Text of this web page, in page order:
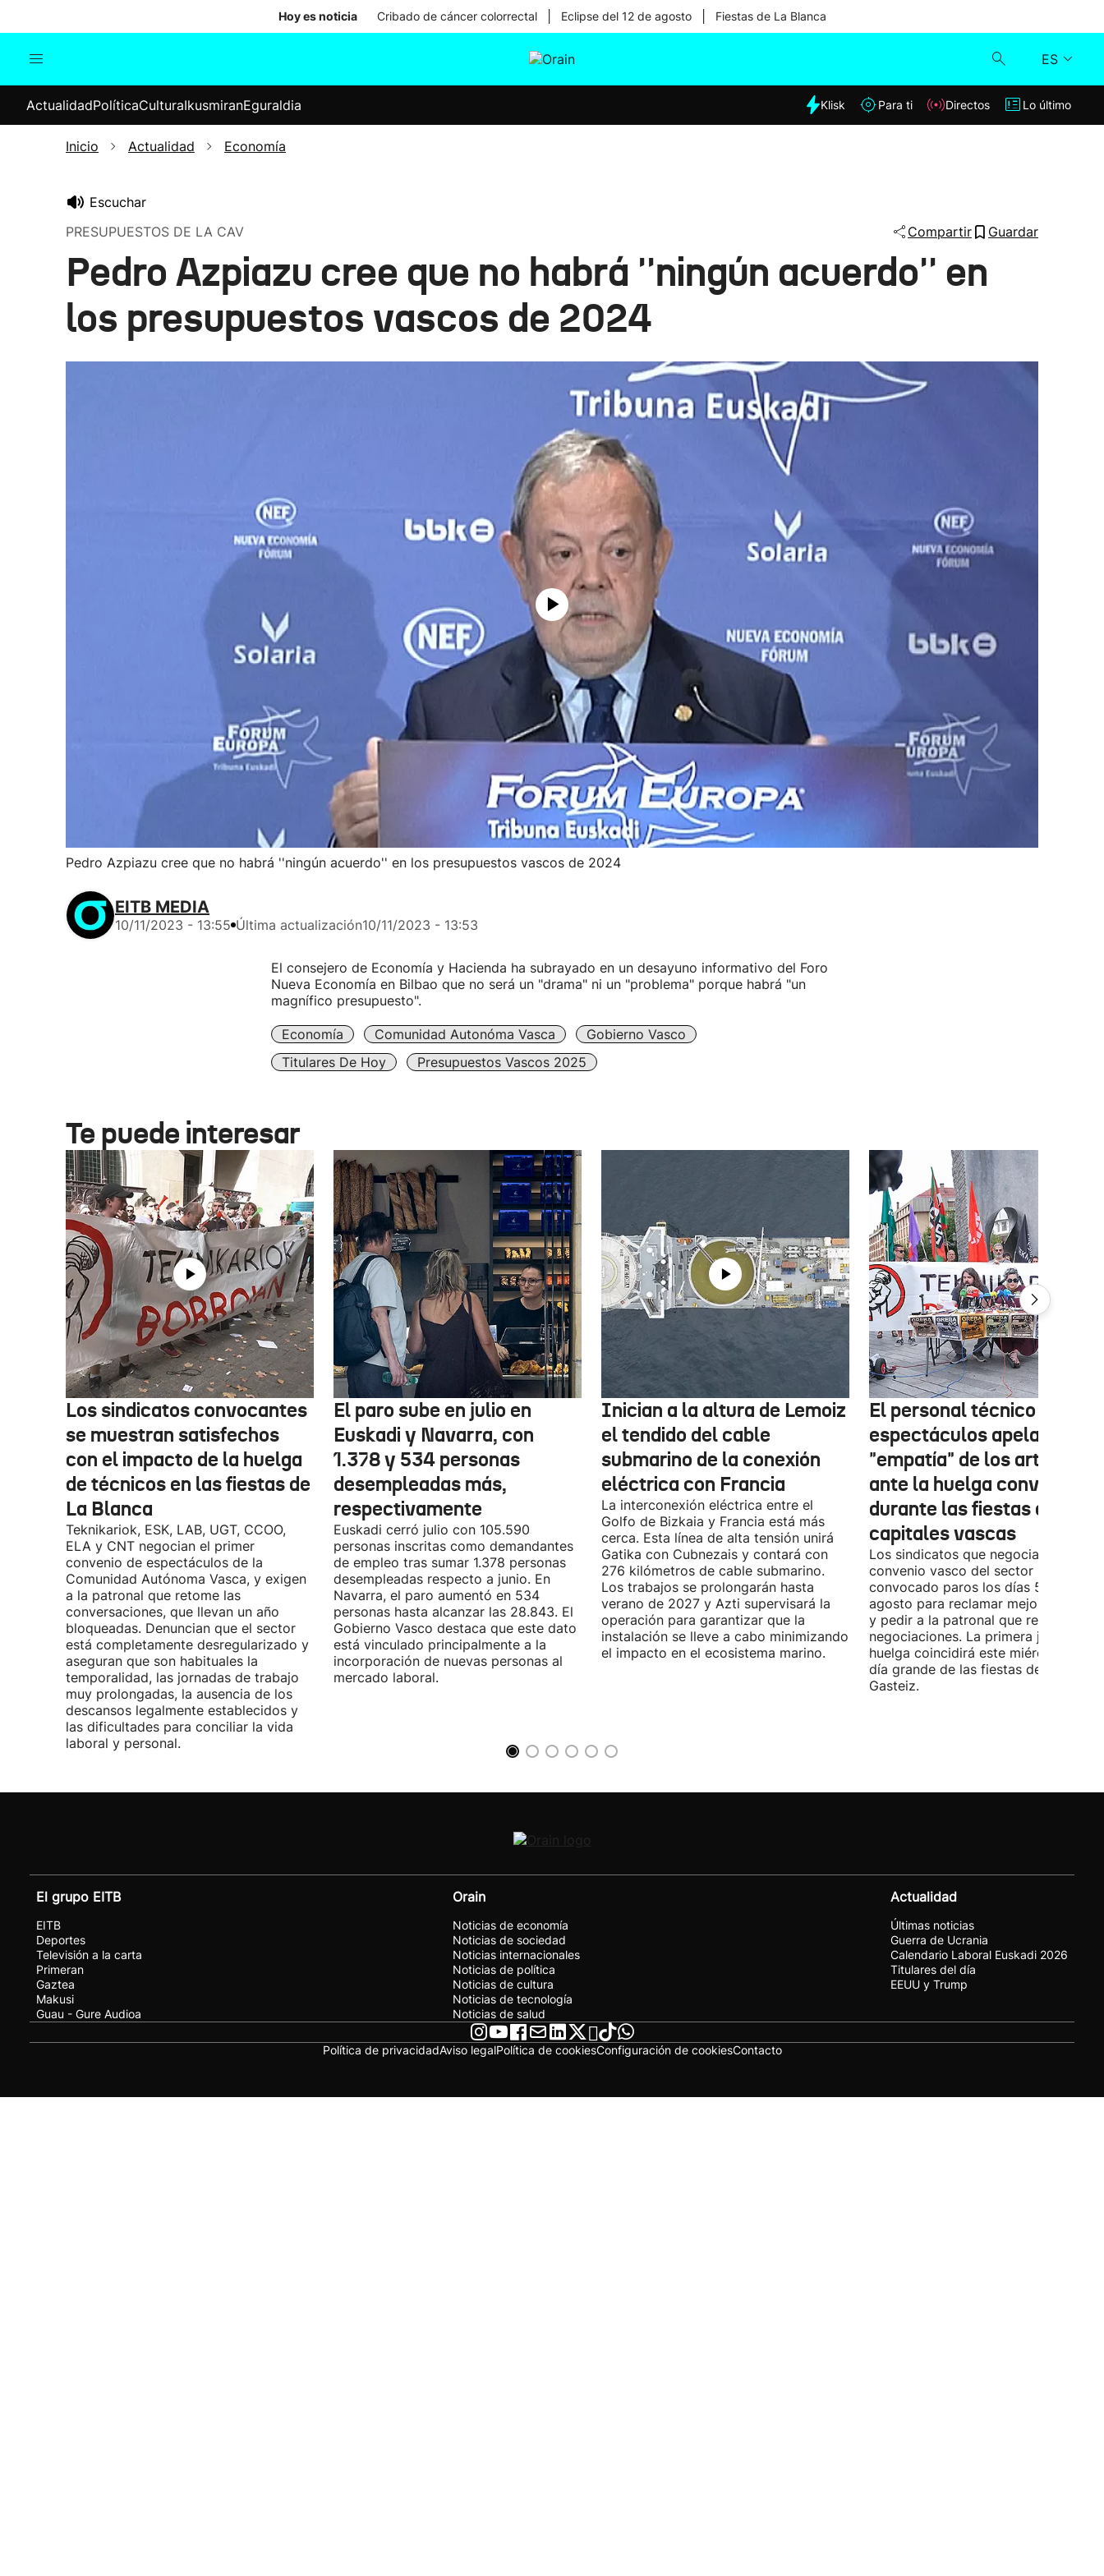
Hoy es noticia Cribado de cáncer colorrectal Eclipse del 12 de agosto Fiestas de La Blanca
ES
Internacional
Elecciones
Klisk
ActualidadPolíticaCulturaIkusmiranEguraldia Klisk Para ti Directos Lo último
Inicio Actualidad Economía
Escuchar
PRESUPUESTOS DE LA CAV
Compartir Guardar
Pedro Azpiazu cree que no habrá ''ningún acuerdo'' en
los presupuestos vascos de 2024
Pedro Azpiazu cree que no habrá ''ningún acuerdo'' en los presupuestos vascos de 2024
EITB MEDIA
10/11/2023 - 13:55 Última actualización10/11/2023 - 13:53
El consejero de Economía y Hacienda ha subrayado en un desayuno informativo del Foro
Nueva Economía en Bilbao que no será un "drama" ni un "problema" porque habrá "un
magnífico presupuesto".
Economía Comunidad Autonóma Vasca
Gobierno Vasco
Titulares De Hoy
Presupuestos Vascos 2025
Te puede interesar
Los sindicatos convocantes
se muestran satisfechos
con el impacto de la huelga
de técnicos en las fiestas de
La Blanca
Teknikariok, ESK, LAB, UGT, CCOO,
ELA y CNT negocian el primer
convenio de espectáculos de la
Comunidad Autónoma Vasca, y exigen
a la patronal que retome las
conversaciones, que llevan un año
bloqueadas. Denuncian que el sector
está completamente desregularizado y
aseguran que son habituales la
temporalidad, las jornadas de trabajo
muy prolongadas, la ausencia de los
descansos legalmente establecidos y
las dificultades para conciliar la vida
laboral y personal.
El paro sube en julio en
Euskadi y Navarra, con
1.378 y 534 personas
desempleadas más,
respectivamente
Euskadi cerró julio con 105.590
personas inscritas como demandantes
de empleo tras sumar 1.378 personas
desempleadas respecto a junio. En
Navarra, el paro aumentó en 534
personas hasta alcanzar las 28.843. El
Gobierno Vasco destaca que este dato
está vinculado principalmente a la
incorporación de nuevas personas al
mercado laboral.
Inician a la altura de Lemoiz
el tendido del cable
submarino de la conexión
eléctrica con Francia
La interconexión eléctrica entre el
Golfo de Bizkaia y Francia está más
cerca. Esta línea de alta tensión unirá
Gatika con Cubnezais y contará con
276 kilómetros de cable submarino.
Los trabajos se prolongarán hasta
verano de 2027 y Azti supervisará la
operación para garantizar que la
instalación se lleve a cabo minimizando
el impacto en el ecosistema marino.
El personal técnico de
espectáculos apela a la
"empatía" de los artistas
ante la huelga convocada
durante las fiestas de las
capitales vascas
Los sindicatos que negocian el
convenio vasco del sector han
convocado paros los días 5, 14 y 26
agosto para reclamar mejoras
y pedir a la patronal que retome las
negociaciones. La primera jornada de
huelga coincidirá este miércoles con
día grande de las fiestas de Vitoria-
Gasteiz.
El grupo EITB
EITB
Deportes
Televisión a la carta
Primeran
Gaztea
Makusi
Guau - Gure Audioa
Orain
Noticias de economía
Noticias de sociedad
Noticias internacionales
Noticias de política
Noticias de cultura
Noticias de tecnología
Noticias de salud
Actualidad
Últimas noticias
Guerra de Ucrania
Calendario Laboral Euskadi 2026
Titulares del día
EEUU y Trump
Política de privacidadAviso legalPolítica de cookiesConfiguración de cookiesContacto